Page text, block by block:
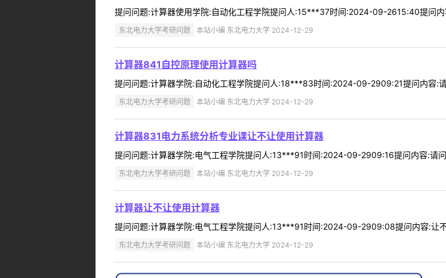
提问问题:计算器使用学院:自动化工程学院提问人:15***37时间:2024-09-2615:40提问
东北电力大学考研问题 本站小编 东北电力大学 2024-12-29
计算器841自控原理使用计算器吗
提问问题:计算器学院:自动化工程学院提问人:18***83时间:2024-09-2909:21提问内容:
东北电力大学考研问题 本站小编 东北电力大学 2024-12-29
计算器831电力系统分析专业课让不让使用计算器
提问问题:计算器学院:电气工程学院提问人:13***91时间:2024-09-2909:16提问内容:请
东北电力大学考研问题 本站小编 东北电力大学 2024-12-29
计算器让不让使用计算器
提问问题:计算器学院:电气工程学院提问人:13***91时间:2024-09-2909:08提问内容:让
东北电力大学考研问题 本站小编 东北电力大学 2024-12-29